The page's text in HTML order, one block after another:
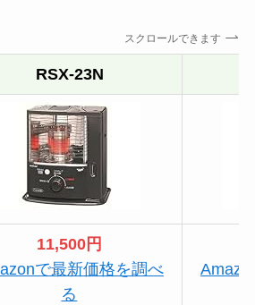
スクロールできます
RSX-23N
11,500円
で最新価格を調べ
る